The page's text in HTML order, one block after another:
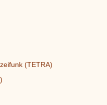
(TETRA)